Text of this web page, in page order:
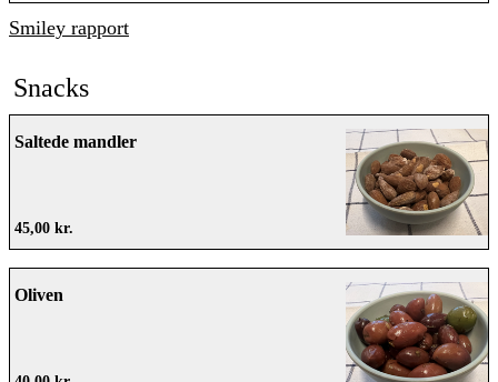
Smiley rapport
Snacks
Saltede mandler
45,00 kr.
Oliven